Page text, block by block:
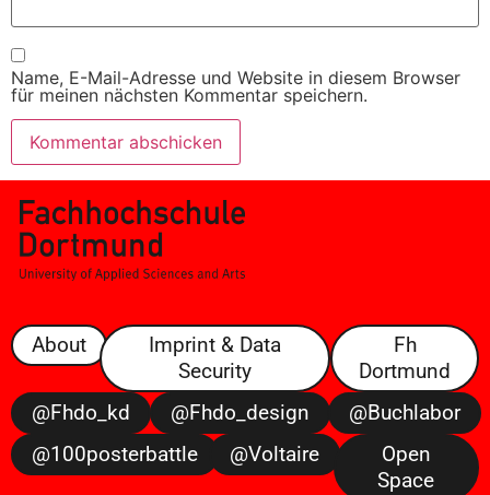
Name, E-Mail-Adresse und Website in diesem Browser
für meinen nächsten Kommentar speichern.
About
Imprint & Data
Security
Fh
Dortmund
@fhdo_kd
@fhdo_design
@buchlabor
@100posterbattle
@voltaire
Open
Space